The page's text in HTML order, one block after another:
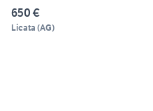
650 €
Licata (AG)